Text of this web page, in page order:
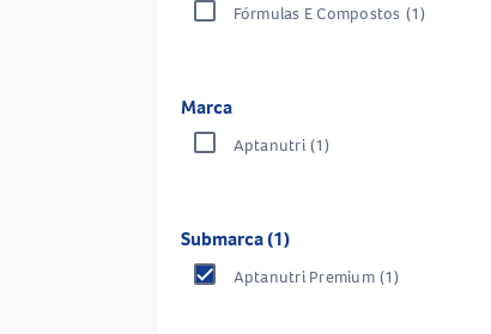
Fórmulas E Compostos (1)
Marca
Aptanutri (1)
Submarca (1)
Aptanutri Premium (1)